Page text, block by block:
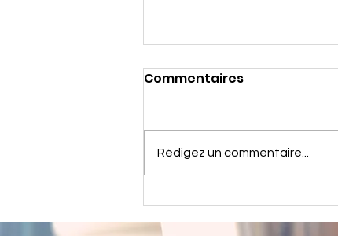
Nouvelle publication de
Commentaires
Rédigez un commentaire...